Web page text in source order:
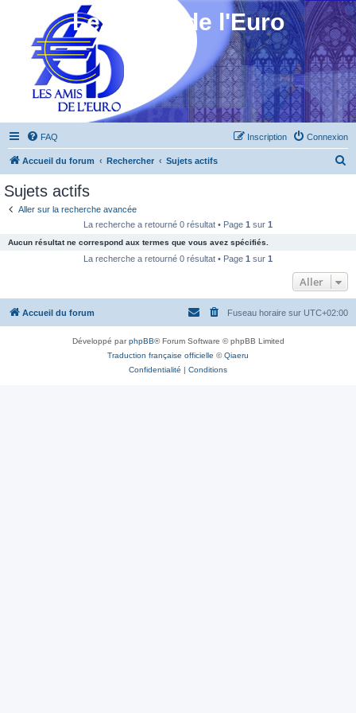
Les Amis de l'Euro
FAQ Connexion
Inscription
Accueil du forum Rechercher Sujets actifs
c
e
Sujets actifs
Aller sur la recherche avancée
La recherche a retourné 0 résultat • Page 1 sur 1
Aucun résultat ne correspond aux termes que vous avez spécifiés.
La recherche a retourné 0 résultat • Page 1 sur 1
Aller
Accueil du forum Fuseau horaire sur UTC+02:00
Développé parphpBB® Forum Software © phpBB Limited
Traduction française officielle ©Qiaeru
Confidentialité | Conditions